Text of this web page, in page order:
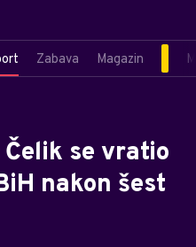
Zabava Magazin
se vratio
nakon šest